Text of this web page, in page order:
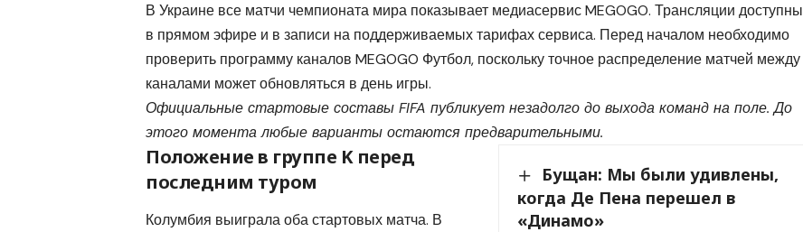
В Украине все матчи чемпионата мира показывает медиасервисMEGOGO. Трансляции доступны
в прямом эфире и в записи на поддерживаемых тарифах сервиса. Перед началом необходимо
проверить программу каналов MEGOGO Футбол, поскольку точное распределение матчей между
каналами может обновляться в день игры.
Официальные стартовые составы FIFA публикует незадолго до выхода команд на поле. До
этого момента любые варианты остаются предварительными.
Бущан: Мы были удивлены,
когда Де Пена перешел в
«Динамо»
Положение в группе K перед
последним туром
Колумбия выиграла оба стартовых матча. В